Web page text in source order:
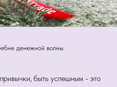
денежной волны
быть успешным - это